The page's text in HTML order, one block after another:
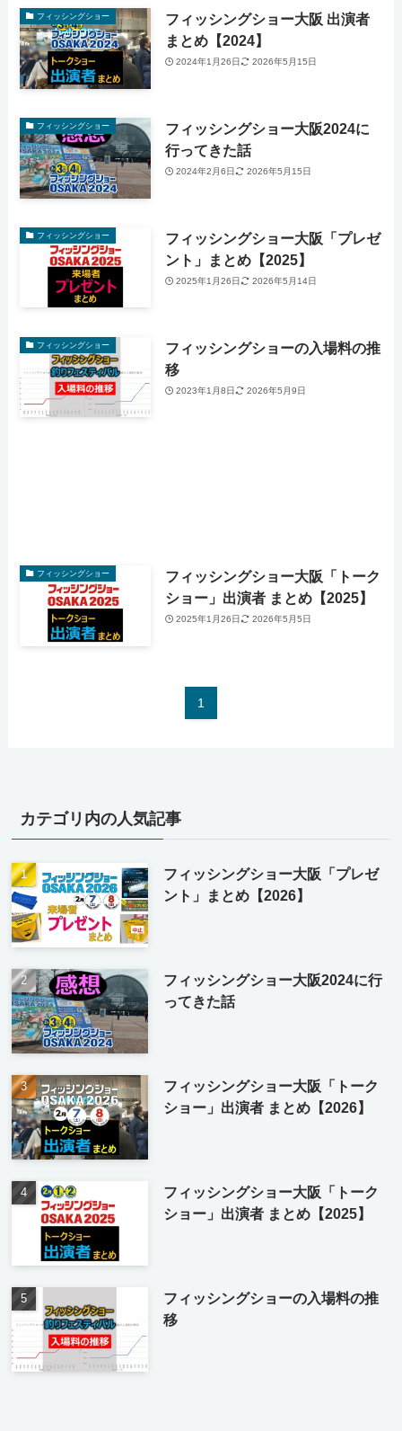
フィッシングショー
フィッシングショー大阪 出演者
まとめ【2024】
2024年1月26日 2026年5月15日
フィッシングショー
フィッシングショー大阪2024に
行ってきた話
2024年2月6日 2026年5月15日
フィッシングショー
フィッシングショー大阪「プレゼ
ント」まとめ【2025】
2025年1月26日 2026年5月14日
フィッシングショー
フィッシングショーの入場料の推
移
2023年1月8日 2026年5月9日
フィッシングショー
フィッシングショー大阪「トーク
ショー」出演者 まとめ【2025】
2025年1月26日 2026年5月5日
1
カテゴリ内の人気記事
フィッシングショー大阪「プレゼ
ント」まとめ【2026】
フィッシングショー大阪2024に行
ってきた話
フィッシングショー大阪「トーク
ショー」出演者 まとめ【2026】
フィッシングショー大阪「トーク
ショー」出演者 まとめ【2025】
フィッシングショーの入場料の推
移